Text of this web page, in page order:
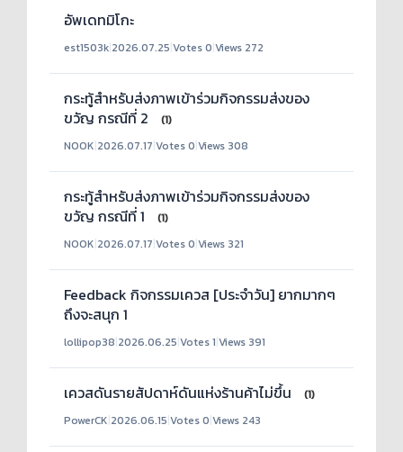
อัพเดทมิโกะ
est1503k 2026.07.25 Votes 0 Views 272
กระทู้สำหรับส่งภาพเข้าร่วมกิจกรรมส่งของ
ขวัญ กรณีที่ 2
(1)
NOOK 2026.07.17 Votes 0 Views 308
กระทู้สำหรับส่งภาพเข้าร่วมกิจกรรมส่งของ
ขวัญ กรณีที่ 1
(1)
NOOK 2026.07.17 Votes 0 Views 321
Feedback กิจกรรมเควส [ประจำวัน] ยากมากๆ
ถึงจะสนุก 1
lollipop38 2026.06.25 Votes 1 Views 391
เควสดันรายสัปดาห์ดันแห่งร้านค้าไม่ขึ้น
(1)
PowerCK 2026.06.15 Votes 0 Views 243